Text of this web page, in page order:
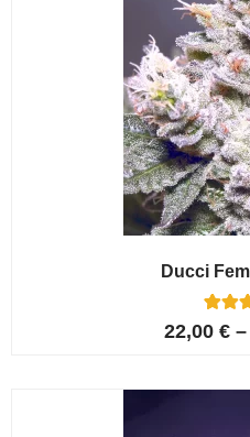
Ducci
6
22,00 € –